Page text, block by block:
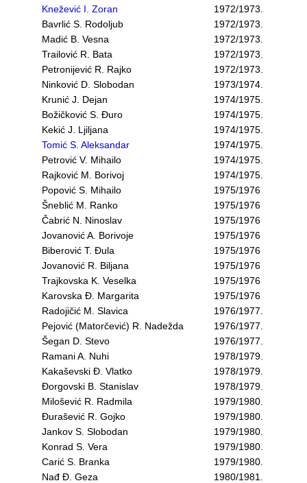
Knežević I. Zoran
1972/1973.
Bavrlić S. Rodoljub
1972/1973.
Madić B. Vesna
1972/1973.
Trailović R. Bata
1972/1973.
Petronijević R. Rajko
1972/1973.
Ninković D. Slobodan
1973/1974.
Krunić J. Dejan
1974/1975.
Božičković S. Đuro
1974/1975.
Kekić J. Ljiljana
1974/1975.
Tomić S. Aleksandar
1974/1975.
Petrović V. Mihailo
1974/1975.
Rajković M. Borivoj
1974/1975.
Popović S. Mihailo
1975/1976
Šneblić M. Ranko
1975/1976
Čabrić N. Ninoslav
1975/1976
Jovanović A. Borivoje
1975/1976
Biberović T. Đula
1975/1976
Jovanović R. Biljana
1975/1976
Trajkovska K. Veselka
1975/1976
Karovska Đ. Margarita
1975/1976
Radojičić M. Slavica
1976/1977.
Pejović (Matorčević) R. Nadežda
1976/1977.
Šegan D. Stevo
1976/1977.
Ramani A. Nuhi
1978/1979.
Kakaševski Đ. Vlatko
1978/1979.
Đorgovski B. Stanislav
1978/1979.
Milošević R. Radmila
1979/1980.
Đurašević R. Gojko
1979/1980.
Jankov S. Slobodan
1979/1980.
Konrad S. Vera
1979/1980.
Carić S. Branka
1979/1980.
Nađ Đ. Geza
1980/1981.